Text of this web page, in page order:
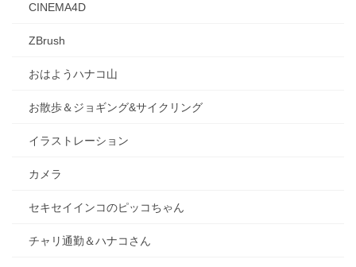
CINEMA4D
ZBrush
おはようハナコ山
お散歩＆ジョギング&サイクリング
イラストレーション
カメラ
セキセイインコのピッコちゃん
チャリ通勤＆ハナコさん